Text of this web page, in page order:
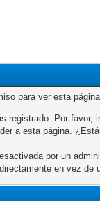
para ver esta
registrado. Por favor,
a esta página.
por un
en vez de